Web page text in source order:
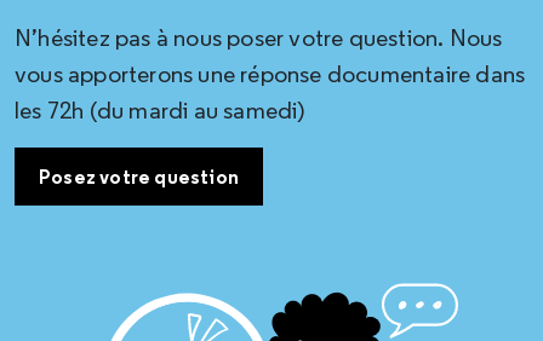
N’hésitez pas à nous poser votre question. Nous
vous apporterons une réponse documentaire dans
les 72h (du mardi au samedi)
Posez votre question